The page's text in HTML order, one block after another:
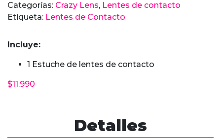
$11.990
Incluye:
1 Estuche de lentes de contacto
Rainbow
Shading
cantidad
Categorías: Crazy Lens, Lentes de contacto
Etiqueta: Lentes de Contacto
Detalles